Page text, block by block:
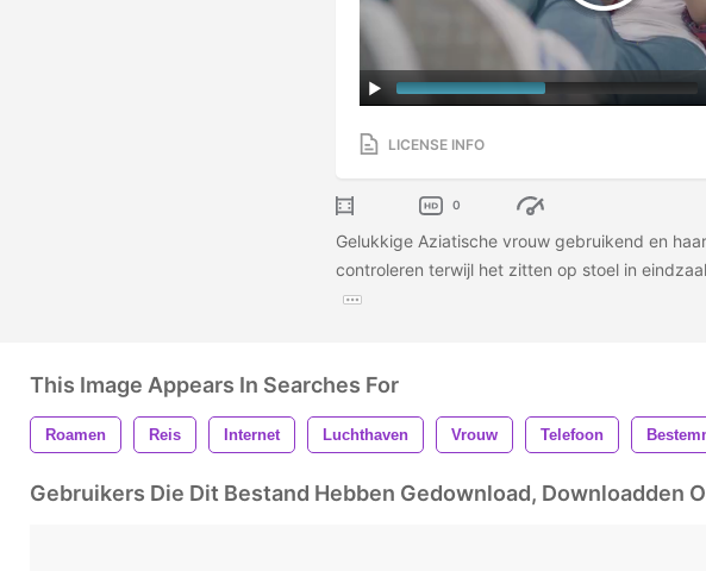
LICENSE INFO
0
Gelukkige Aziatische vrouw gebruikend en
controleren terwijl het zitten op stoel in
This Image Appears In Searches For
Roamen Reis Internet Luchthaven Vrouw Telefoon
Gebruikers Die Dit Bestand Hebben Gedownload, Downloadden